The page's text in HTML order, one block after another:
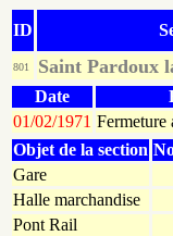
ID
801 Saint Pardoux
Date
01/02/1971 Fermeture
Objet de la section
Gare
Halle marchandise
Pont Rail